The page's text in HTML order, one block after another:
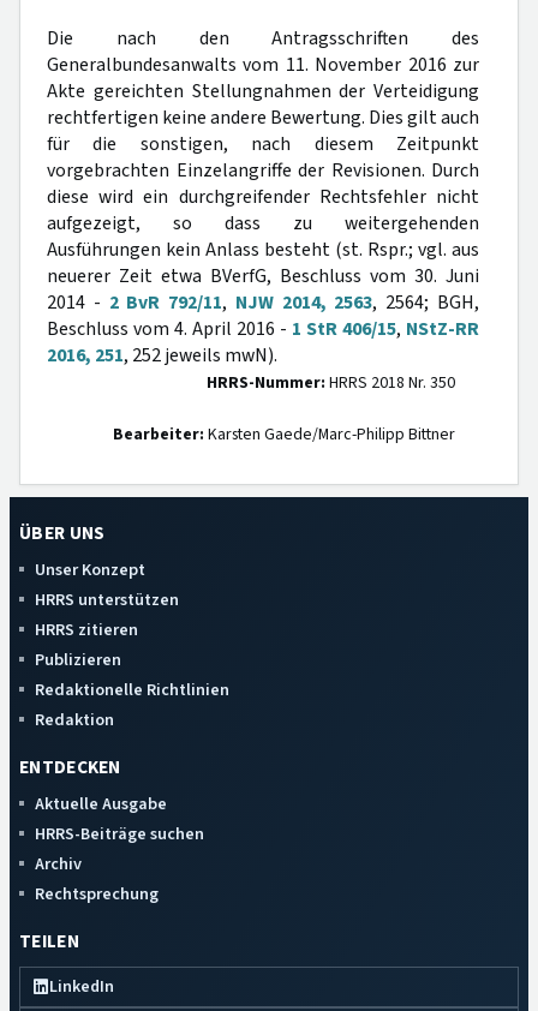
Die nach den Antragsschriften des
Generalbundesanwalts vom 11. November 2016 zur
Akte gereichten Stellungnahmen der Verteidigung
rechtfertigen keine andere Bewertung. Dies gilt auch
für die sonstigen, nach diesem Zeitpunkt
vorgebrachten Einzelangriffe der Revisionen. Durch
diese wird ein durchgreifender Rechtsfehler nicht
aufgezeigt, so dass zu weitergehenden
Ausführungen kein Anlass besteht (st. Rspr.; vgl. aus
neuerer Zeit etwa BVerfG, Beschluss vom 30. Juni
2014 - 2 BvR 792/11, NJW 2014, 2563, 2564; BGH,
Beschluss vom 4. April 2016 - 1 StR 406/15, NStZ-RR
2016, 251, 252 jeweils mwN).
HRRS-Nummer: HRRS 2018 Nr. 350
Bearbeiter: Karsten Gaede/Marc-Philipp Bittner
ÜBER UNS
Unser Konzept
HRRS unterstützen
HRRS zitieren
Publizieren
Redaktionelle Richtlinien
Redaktion
ENTDECKEN
Aktuelle Ausgabe
HRRS-Beiträge suchen
Archiv
Rechtsprechung
TEILEN
LinkedIn